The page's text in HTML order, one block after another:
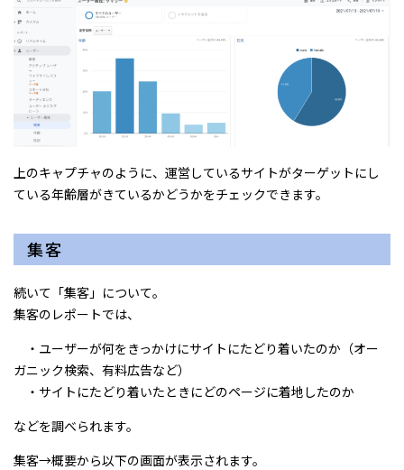
上のキャプチャのように、運営しているサイトがターゲットにし
ている年齢層がきているかどうかをチェックできます。
集客
続いて「集客」について。
集客のレポートでは、
・ユーザーが何をきっかけにサイトにたどり着いたのか（オー
ガニック検索、有料広告など）
・サイトにたどり着いたときにどのページに着地したのか
などを調べられます。
集客→概要から以下の画面が表示されます。